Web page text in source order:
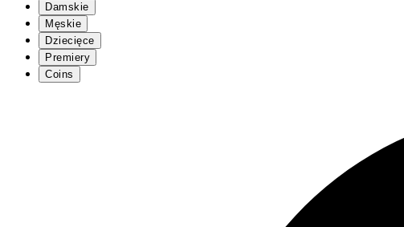
Damskie
Męskie
Dziecięce
Premiery
Coins